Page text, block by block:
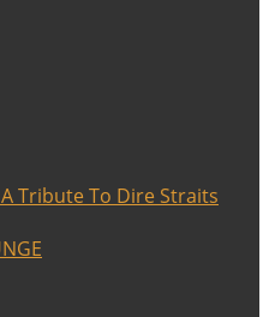
A Tribute To Dire Straits